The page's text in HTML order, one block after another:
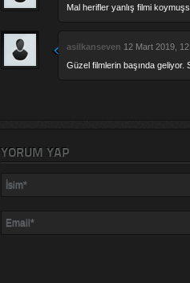
Mal herifler yanlış filmi
asilkanseven 12 Mart 2019,
Güzel filmlerin başında geliyor.
YORUM YAP